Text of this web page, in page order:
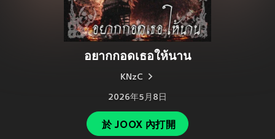
อยากกอดเธอให้นาน
KNzC
2026年5月8日
於 JOOX 內打開